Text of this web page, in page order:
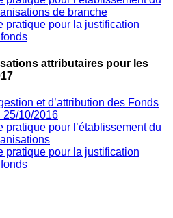
de branche
pratique pour la justification
attributaires pour les
et d’attribution des Fonds
25/10/2016
pratique pour l’établissement du
pratique pour la justification